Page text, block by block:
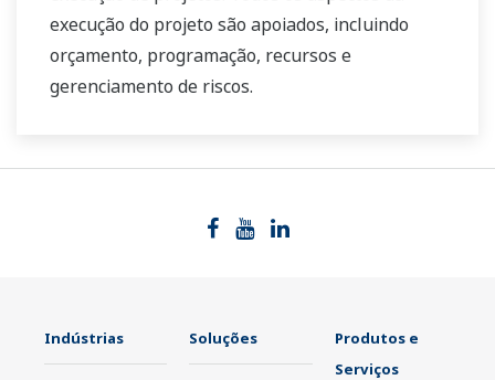
execução do projeto são apoiados, incluindo
orçamento, programação, recursos e
gerenciamento de riscos.
Indústrias Soluções
Produtos e
Serviços